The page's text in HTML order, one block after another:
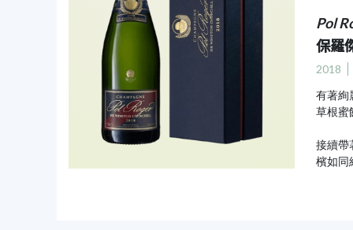
Pol
保羅
2018
有著絢
草根蜜
接續帶
檳如同